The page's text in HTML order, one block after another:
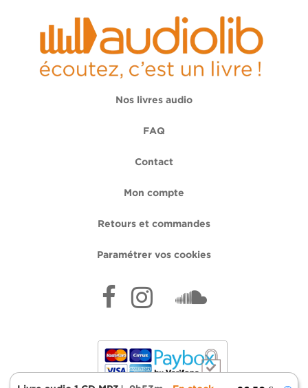
Nos livres audio
FAQ
Contact
Mon compte
Retours et commandes
Paramétrer vos cookies